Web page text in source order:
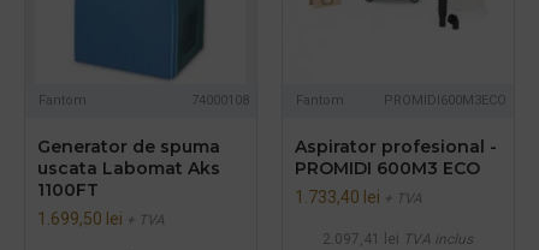
Fantom 74000108
Generator de spuma
uscata Labomat Aks
1100FT
1.699,50 lei + TVA
Fantom PROMIDI600M3ECO
Aspirator profesional -
PROMIDI 600M3 ECO
1.733,40 lei + TVA
2.097,41 lei TVA inclus